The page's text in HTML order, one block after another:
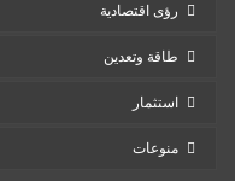
رؤى اقتصادية
طاقة وتعدين
استثمار
منوعات